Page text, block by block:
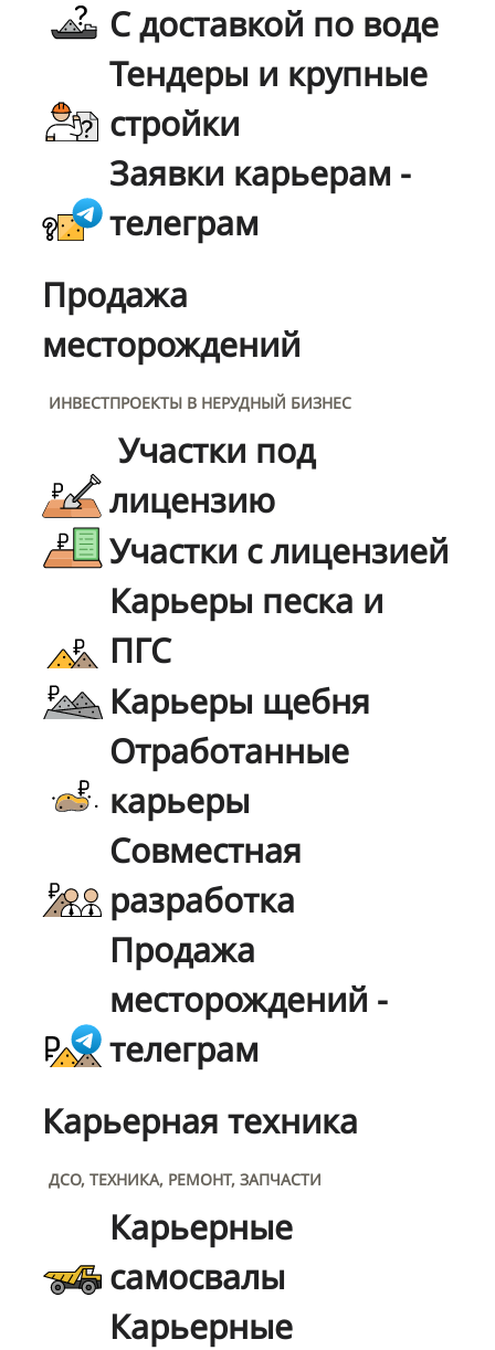
С доставкой по воде
Тендеры и крупные
стройки
Заявки карьерам -
телеграм
Продажа
месторождений
ИНВЕСТПРОЕКТЫ В НЕРУДНЫЙ БИЗНЕС
Участки под
лицензию
Участки с лицензией
Карьеры песка и
ПГС
Карьеры щебня
Отработанные
карьеры
Совместная
разработка
Продажа
месторождений -
телеграм
Карьерная техника
ДСО, ТЕХНИКА, РЕМОНТ, ЗАПЧАСТИ
Карьерные
самосвалы
Карьерные